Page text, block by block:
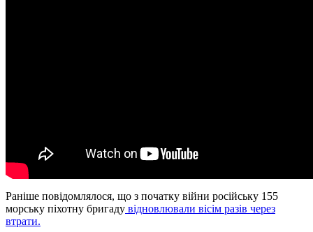
Раніше повідомлялося, що з початку війни російську 155
морську піхотну бригаду відновлювали вісім разів через
втрати.